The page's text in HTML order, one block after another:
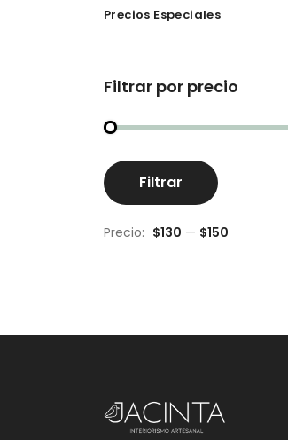
Precios Especiales
Filtrar por precio
Filtrar
Precio: $130 — $150